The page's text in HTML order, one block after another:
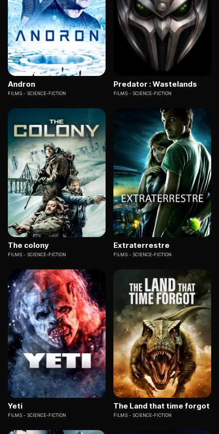
Andron
FILMS SCIENCE-FICTION
Predator : Wastelands
FILMS SCIENCE-FICTION
The colony
FILMS SCIENCE-FICTION
Extraterrestre
FILMS SCIENCE-FICTION
Yeti
FILMS SCIENCE-FICTION
The Land that time forgot
FILMS SCIENCE-FICTION